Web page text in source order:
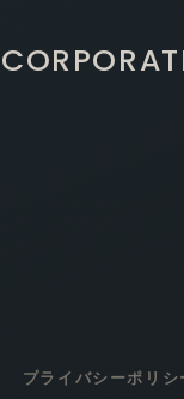
プライバシーポリシ